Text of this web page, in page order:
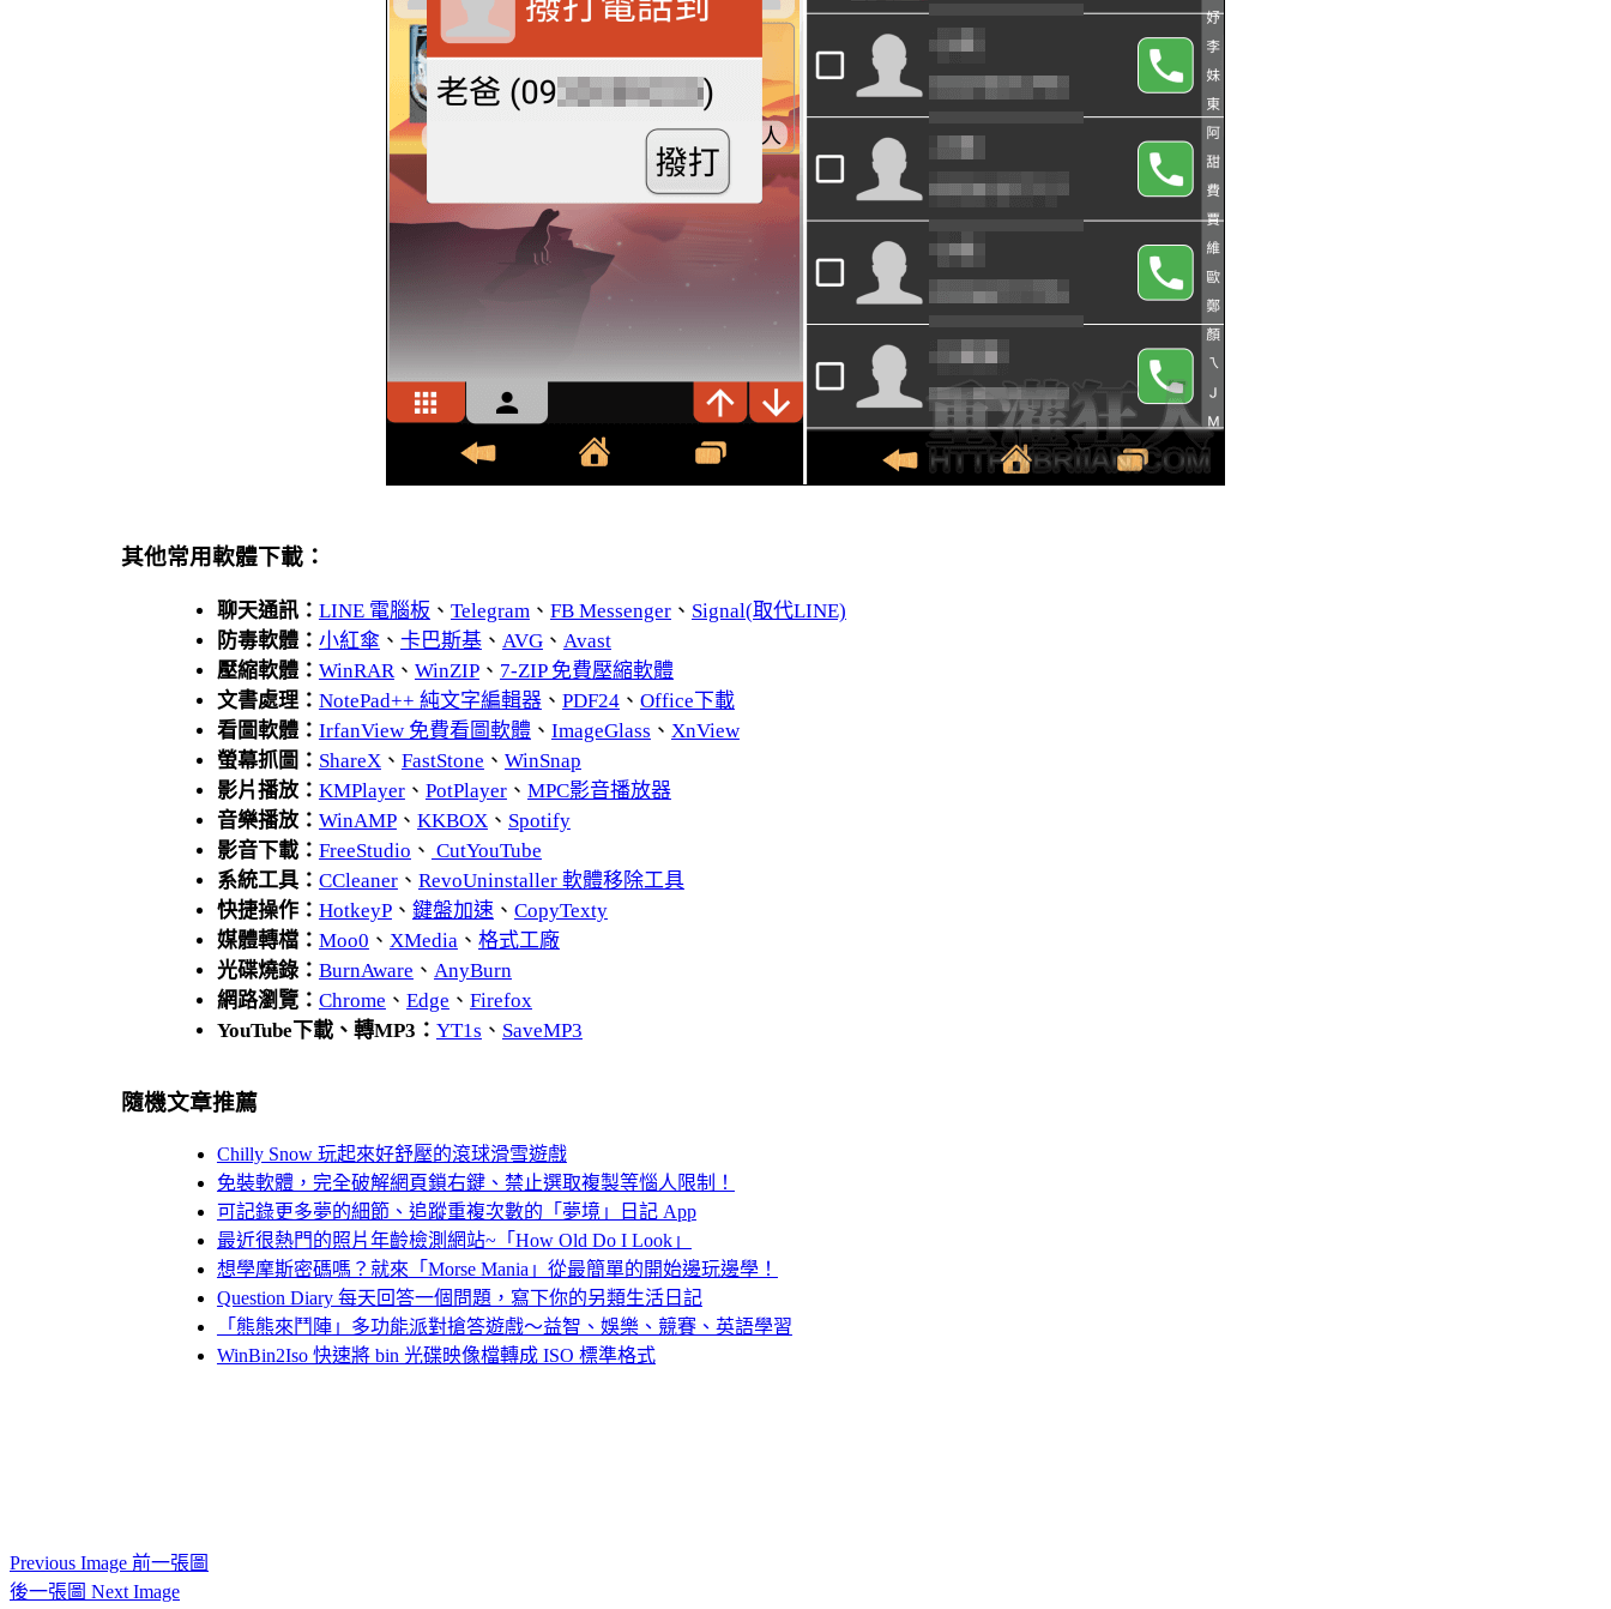
其他常用軟體下載：
聊天通訊： LINE 電腦板 、 Telegram、 FB Messenger、 Signal(取代LINE)
防毒軟體： 小紅傘 、 卡巴斯基、 AVG、 Avast
壓縮軟體： WinRAR、 WinZIP、 7-ZIP 免費壓縮軟體
文書處理： NotePad++ 純文字編輯器、 PDF24、 Office下載
看圖軟體： IrfanView 免費看圖軟體、 ImageGlass 、 XnView
螢幕抓圖： ShareX、 FastStone 、 WinSnap
影片播放： KMPlayer、 PotPlayer、 MPC影音播放器
音樂播放： WinAMP、 KKBOX、 Spotify
影音下載： FreeStudio 、 CutYouTube
系統工具： CCleaner、 RevoUninstaller 軟體移除工具
快捷操作： HotkeyP、 鍵盤加速、 CopyTexty
媒體轉檔： Moo0 、 XMedia、 格式工廠
光碟燒錄： BurnAware 、 AnyBurn
網路瀏覽： Chrome 、 Edge 、 Firefox
YouTube下載、轉MP3： YT1s 、 SaveMP3
隨機文章推薦
Chilly Snow 玩起來好舒壓的滾球滑雪遊戲
免裝軟體，完全破解網頁鎖右鍵、禁止選取複製等惱人限制！
可記錄更多夢的細節、追蹤重複次數的「夢境」日記 App
最近很熱門的照片年齡檢測網站~「How Old Do I Look」
想學摩斯密碼嗎？就來「Morse Mania」從最簡單的開始邊玩邊學！
Question Diary 每天回答一個問題，寫下你的另類生活日記
「熊熊來鬥陣」多功能派對搶答遊戲～益智、娛樂、競賽、英語學習
WinBin2Iso 快速將 bin 光碟映像檔轉成 ISO 標準格式
Previous Image 前一張圖
後一張圖 Next Image